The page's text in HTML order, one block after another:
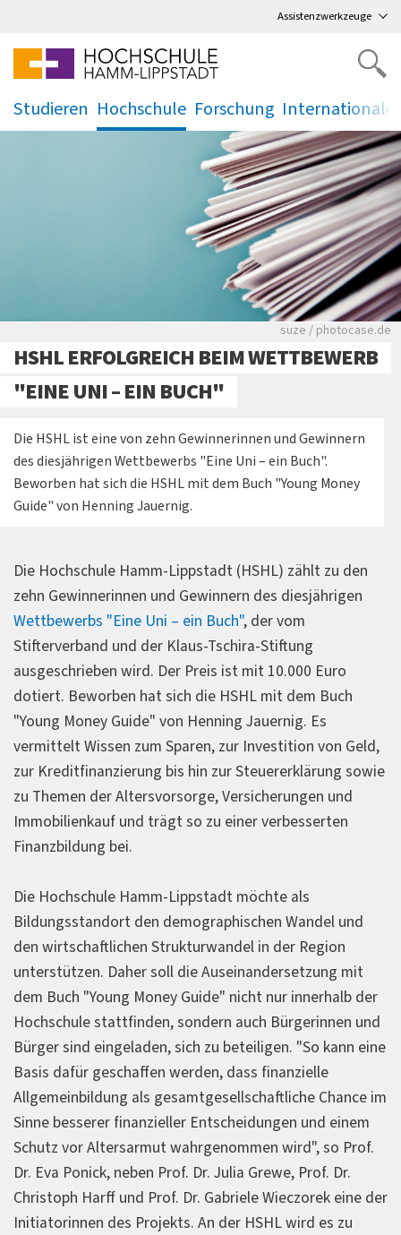
Assistenzwerkzeuge
Studieren
.
Hochschule
.
Forschung
. .
Viele Zeitungen.
suze / photocase.de
HSHL ERFOLGREICH BEIM WETTBEWERB
"EINE UNI – EIN BUCH"
Die HSHL ist eine von zehn Gewinnerinnen und Gewinnern
des diesjährigen Wettbewerbs "Eine Uni – ein Buch".
Beworben hat sich die HSHL mit dem Buch "Young Money
Guide" von Henning Jauernig.
Die Hochschule Hamm-Lippstadt (HSHL) zählt zu den
zehn Gewinnerinnen und Gewinnern des diesjährigen
Wettbewerbs "Eine Uni – ein Buch", der vom
Stifterverband und der Klaus-Tschira-Stiftung
ausgeschrieben wird. Der Preis ist mit 10.000 Euro
dotiert. Beworben hat sich die HSHL mit dem Buch
"Young Money Guide" von Henning Jauernig. Es
vermittelt Wissen zum Sparen, zur Investition von Geld,
zur Kreditfinanzierung bis hin zur Steuererklärung sowie
zu Themen der Altersvorsorge, Versicherungen und
Immobilienkauf und trägt so zu einer verbesserten
Finanzbildung bei.
Die Hochschule Hamm-Lippstadt möchte als
Bildungsstandort den demographischen Wandel und
den wirtschaftlichen Strukturwandel in der Region
unterstützen. Daher soll die Auseinandersetzung mit
dem Buch "Young Money Guide" nicht nur innerhalb der
Hochschule stattfinden, sondern auch Bürgerinnen und
Bürger sind eingeladen, sich zu beteiligen. "So kann eine
Basis dafür geschaffen werden, dass finanzielle
Allgemeinbildung als gesamtgesellschaftliche Chance im
Sinne besserer finanzieller Entscheidungen und einem
Schutz vor Altersarmut wahrgenommen wird", so Prof.
Dr. Eva Ponick, neben Prof. Dr. Julia Grewe, Prof. Dr.
Christoph Harff und Prof. Dr. Gabriele Wieczorek eine der
Initiatorinnen des Projekts. An der HSHL wird es zu